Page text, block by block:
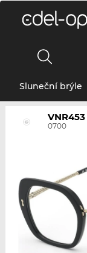
Sluneční brýle
VNR453
0700